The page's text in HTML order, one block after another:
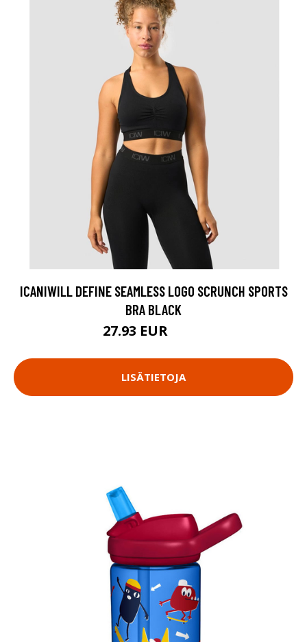
ICANIWILL DEFINE SEAMLESS LOGO SCRUNCH SPORTS
BRA BLACK
27.93 EUR
LISÄTIETOJA